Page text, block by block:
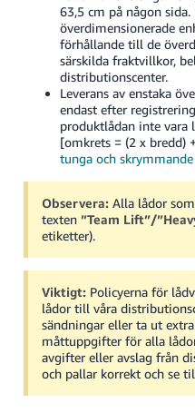
63,5 cm på någon
överdimensionerade
förhållande till de
särskilda fraktvillkor,
distributionscenter.
Leverans av enstaka
endast efter
produktlådan inte vara
[omkrets = (2 x bredd)
tunga och
Observera: Alla lådor
texten ”Team Lift”/
etiketter).
Viktigt: Policyerna för
lådor till våra
sändningar eller ta ut
måttuppgifter för alla
avgifter eller avslag från
och pallar korrekt och se